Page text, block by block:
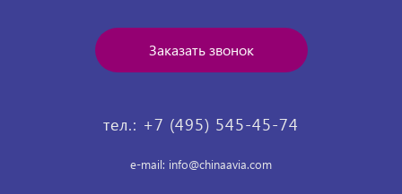
Заказать звонок
тел.: +7 (495) 545-45-74
e-mail: info@chinaavia.com